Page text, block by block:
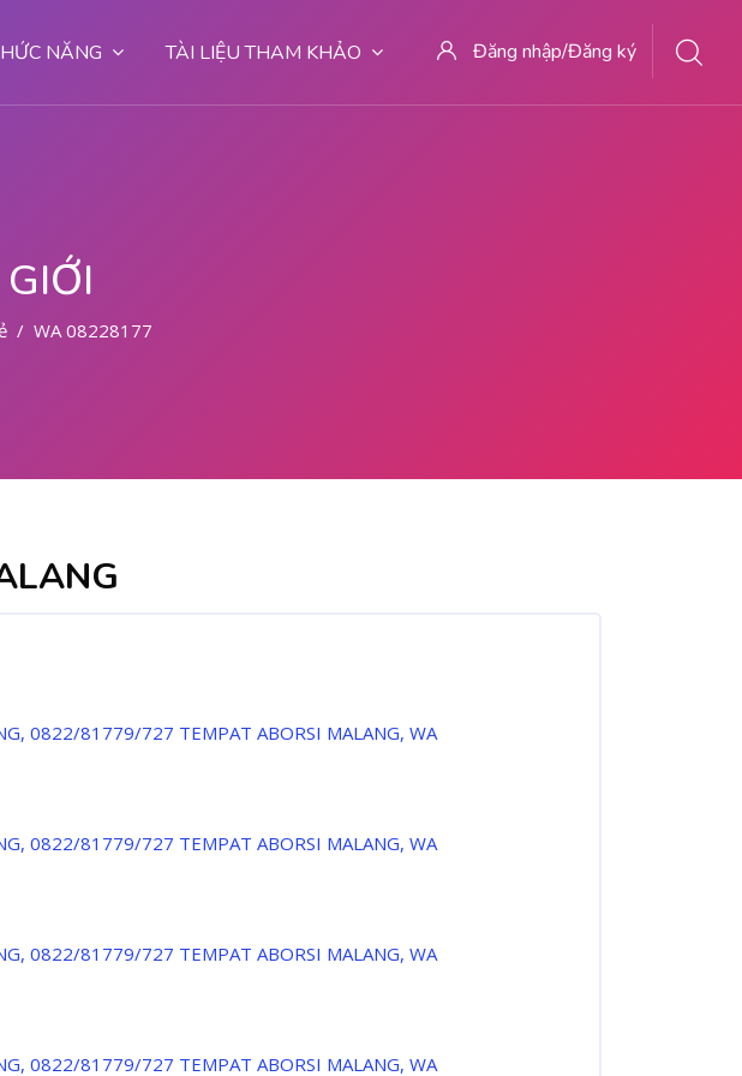
NĂNG TÀI LIỆU THAM KHẢO Đăng nhập/Đăng ký
WA 082281779727 DOKTER ABORSI DI MALANG
0822/81779/727 TEMPAT ABORSI MALANG, WA
0822/81779/727 TEMPAT ABORSI MALANG, WA
0822/81779/727 TEMPAT ABORSI MALANG, WA
0822/81779/727 TEMPAT ABORSI MALANG, WA